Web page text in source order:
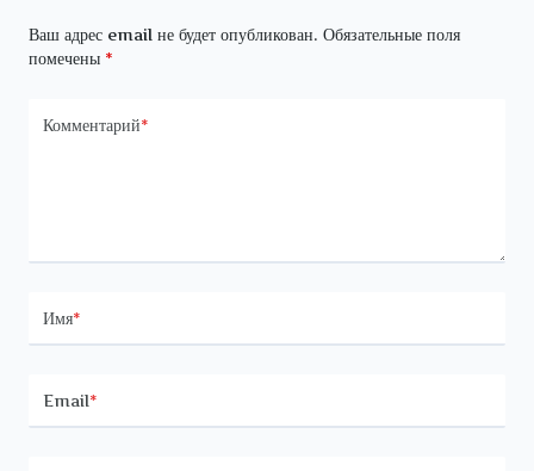
Ваш адрес email не будет опубликован. Обязательные поля
помечены *
Комментарий*
Имя*
Email*